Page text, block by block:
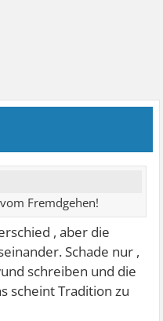
Fremdgehen!
, aber die
Schade nur ,
schreiben und die
scheint Tradition zu